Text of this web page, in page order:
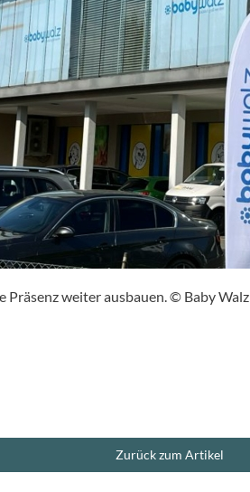
Präsenz weiter ausbauen. © Baby Walz
Zurück zum Artikel